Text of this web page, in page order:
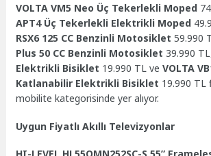
VOLTA VM5 Neo Üç Tekerlekli Moped
APT4 Üç Tekerlekli Elektrikli Moped
RSX6 125 CC Benzinli Motosiklet 59.990
Plus 50 CC Benzinli Motosiklet 39.990
Elektrikli Bisiklet 19.990 TL veVOLTA
Katlanabilir Elektrikli Bisiklet 19.990 TL
mobilite kategorisinde yer alıyor.
Uygun Fiyatlı Akıllı Televizyonlar